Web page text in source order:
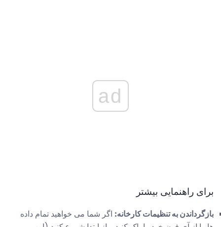
ad
برای راهنمایی بیشتر
بازگرداندن به تنظیمات کارخانه: اگر شما می خواهید تمام داده